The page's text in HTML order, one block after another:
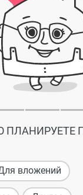
ПЛАНИРУЕТЕ
вложений